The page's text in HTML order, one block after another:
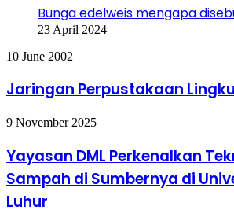
Bunga edelweis mengapa
23 April 2024
Jaringan
Lingkungan
Hidup
10 June 2002
Jaringan Perpustakaan
Yayasan
Perkenalkan
Teknologi
Olah
Sampah
di
9 November 2025
Yayasan DML Perkenalkan
Sampah di Sumbernya di
Luhur